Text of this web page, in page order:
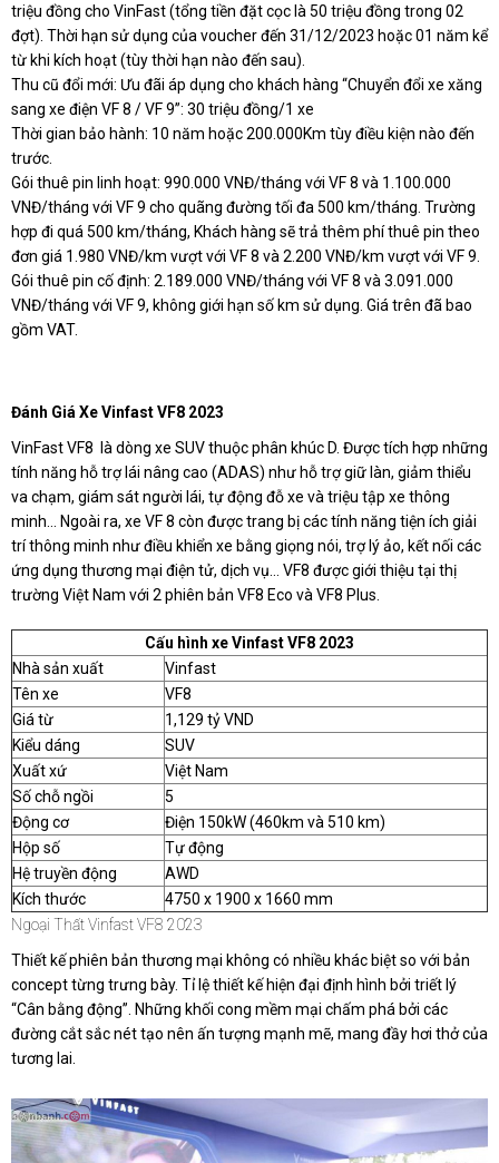
triệu đồng cho VinFast (tổng tiền đặt cọc là 50 triệu đồng trong 02
đợt). Thời hạn sử dụng của voucher đến 31/12/2023 hoặc 01 năm kể
từ khi kích hoạt (tùy thời hạn nào đến sau).
Thu cũ đổi mới: Ưu đãi áp dụng cho khách hàng “Chuyển đổi xe xăng
sang xe điện VF 8 / VF 9”: 30 triệu đồng/1 xe
Thời gian bảo hành: 10 năm hoặc 200.000Km tùy điều kiện nào đến
trước.
Gói thuê pin linh hoạt: 990.000 VNĐ/tháng với VF 8 và 1.100.000
VNĐ/tháng với VF 9 cho quãng đường tối đa 500 km/tháng. Trường
hợp đi quá 500 km/tháng, Khách hàng sẽ trả thêm phí thuê pin theo
đơn giá 1.980 VNĐ/km vượt với VF 8 và 2.200 VNĐ/km vượt với VF 9.
Gói thuê pin cố định: 2.189.000 VNĐ/tháng với VF 8 và 3.091.000
VNĐ/tháng với VF 9, không giới hạn số km sử dụng. Giá trên đã bao
gồm VAT.
Đánh Giá Xe Vinfast VF8 2023
VinFast VF8 là dòng xe SUV thuộc phân khúc D. Được tích hợp những
tính năng hỗ trợ lái nâng cao (ADAS) như hỗ trợ giữ làn, giảm thiểu
va chạm, giám sát người lái, tự động đỗ xe và triệu tập xe thông
minh… Ngoài ra, xe VF 8 còn được trang bị các tính năng tiện ích giải
trí thông minh như điều khiển xe bằng giọng nói, trợ lý ảo, kết nối các
ứng dụng thương mại điện tử, dịch vụ… VF8 được giới thiệu tại thị
trường Việt Nam với 2 phiên bản VF8 Eco và VF8 Plus.
Cấu hình xe Vinfast VF8 2023
Nhà sản xuất
Vinfast
Tên xe
VF8
Giá từ
1,129 tỷ VND
Kiểu dáng
SUV
Xuất xứ
Việt Nam
Số chỗ ngồi
5
Động cơ
Điện 150kW (460km và 510 km)
Hộp số
Tự động
Hệ truyền động
AWD
Kích thước
4750 x 1900 x 1660 mm
Ngoại Thất Vinfast VF8 2023
Thiết kế phiên bản thương mại không có nhiều khác biệt so với bản
concept từng trưng bày. Tỉ lệ thiết kế hiện đại định hình bởi triết lý
“Cân bằng động”. Những khối cong mềm mại chấm phá bởi các
đường cắt sắc nét tạo nên ấn tượng mạnh mẽ, mang đầy hơi thở của
tương lai.